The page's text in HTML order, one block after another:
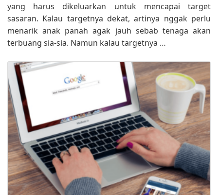
yang harus dikeluarkan untuk mencapai target
sasaran. Kalau targetnya dekat, artinya nggak perlu
menarik anak panah agak jauh sebab tenaga akan
terbuang sia-sia. Namun kalau targetnya …